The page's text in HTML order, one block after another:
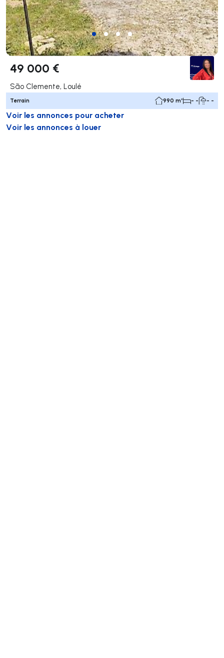
49 000 €
São Clemente, Loulé
Terrain 990 m² - - - -
Voir les annonces pour acheter
Voir les annonces à louer